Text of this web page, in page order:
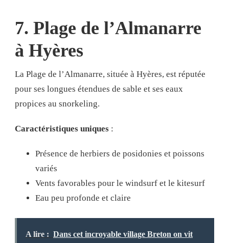
7. Plage de l’Almanarre
à Hyères
La Plage de l’Almanarre, située à Hyères, est réputée
pour ses longues étendues de sable et ses eaux
propices au snorkeling.
Caractéristiques uniques :
Présence de herbiers de posidonies et poissons
variés
Vents favorables pour le windsurf et le kitesurf
Eau peu profonde et claire
A lire : Dans cet incroyable village Breton on vit